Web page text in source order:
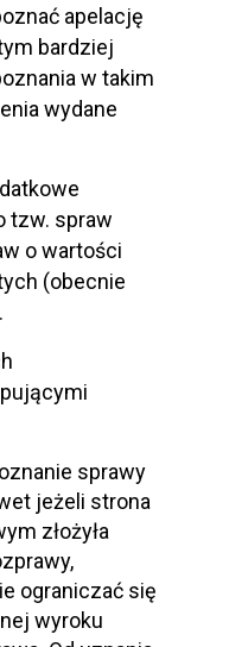
apelację
bardziej
w takim
wydane
tzw. spraw
o wartości
(obecnie
sprawy
jeżeli strona
złożyła
ograniczać się
wyroku